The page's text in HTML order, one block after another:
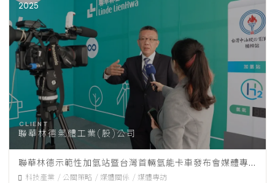
2025
聯華林德氣體工業(股)公司
聯華林德示範性加氫站暨台灣首輛氫能卡車發布會媒體專案
科技產業 公關策略 媒體關係 媒體專訪